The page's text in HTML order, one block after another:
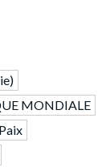
MONDIALE